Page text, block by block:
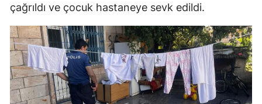
çağrıldı ve çocuk hastaneye sevk edildi.